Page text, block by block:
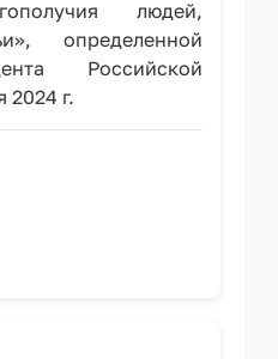
людей,
определенной
Российской
2024 г.